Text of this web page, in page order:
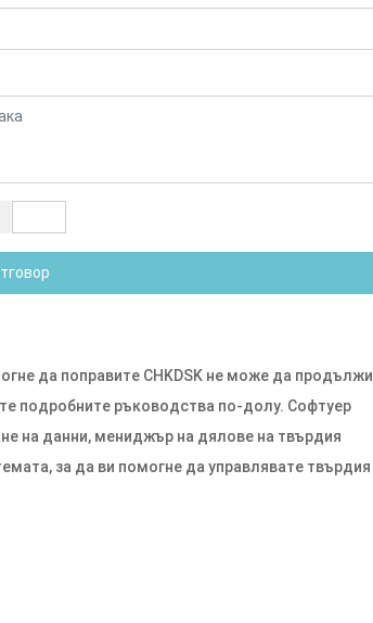
да поправите CHKDSK не може да продължи
подробните ръководства по-долу. Софтуер
на данни, мениджър на дялове на твърдия
за да ви помогне да управлявате твърдия